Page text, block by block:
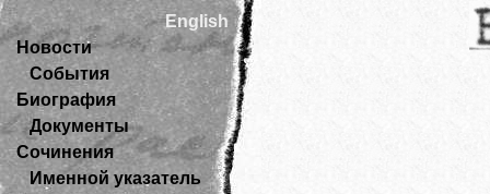
English
Новости
События
Биография
Документы
Сочинения
Именной указатель